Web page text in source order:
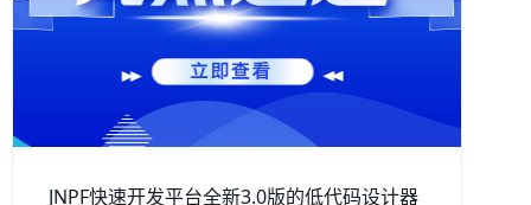
JNPF快速开发平台全新3.0版的低代码设计器